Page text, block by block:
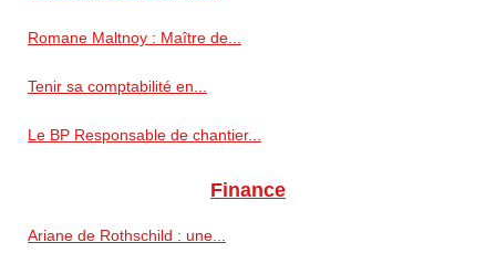
Romane Maltnoy : Maître de...
Tenir sa comptabilité en...
Le BP Responsable de chantier...
Finance
Ariane de Rothschild : une...